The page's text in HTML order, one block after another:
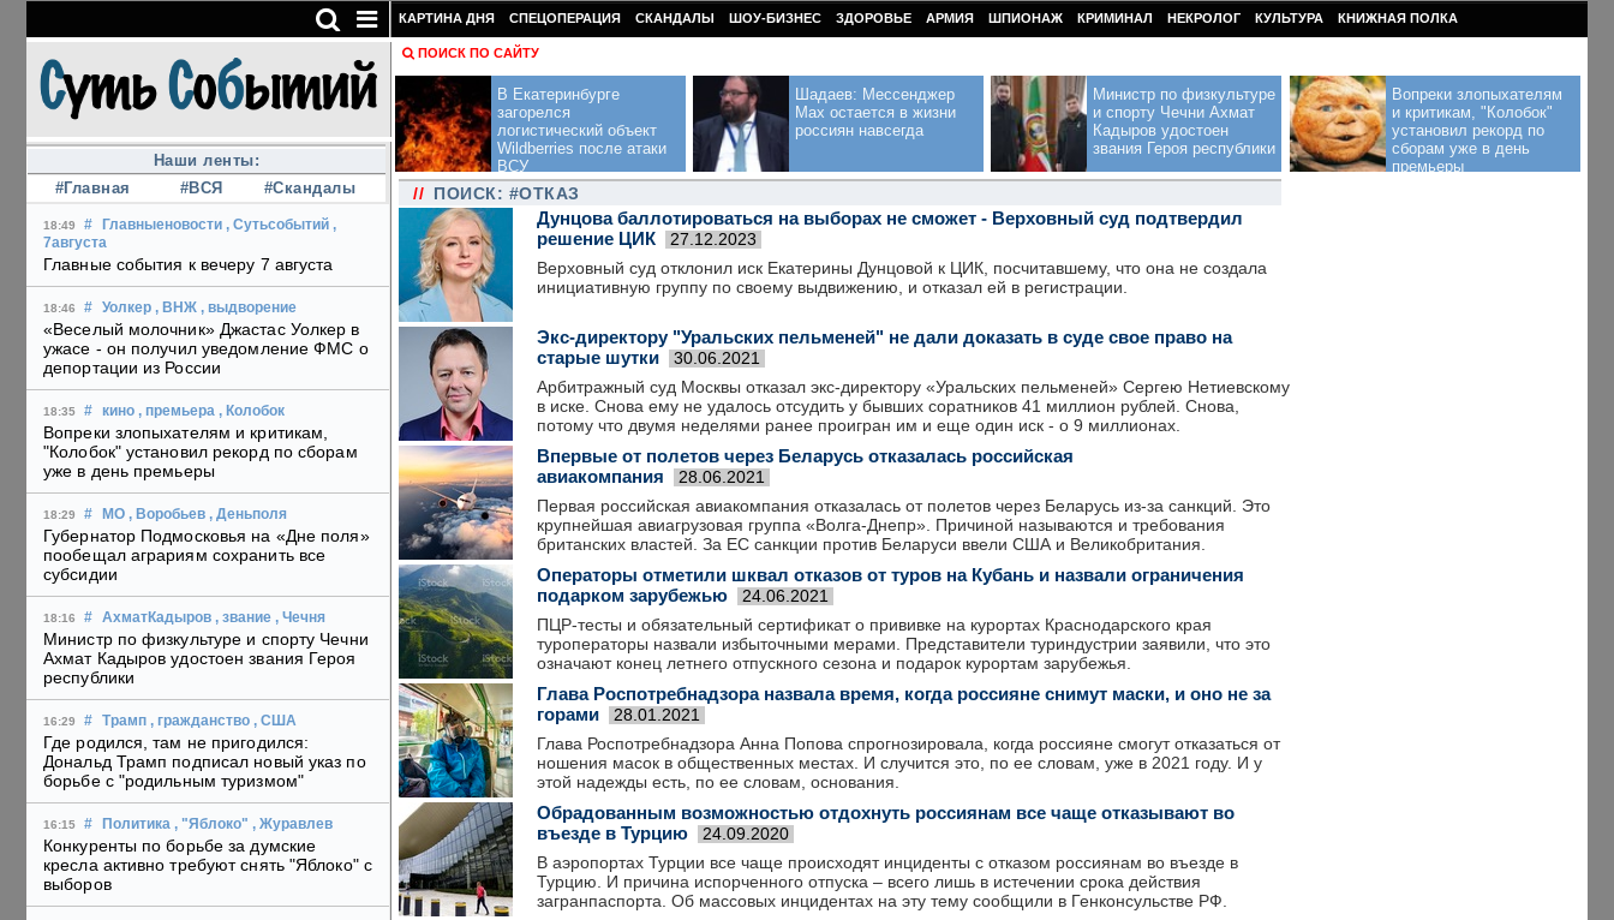
Наши ленты:
#Главная
#ВСЯ #Скандалы
18:49 # Главныеновости , Сутьсобытий ,
7августа
Главные события к вечеру 7 августа
18:46 # Уолкер , ВНЖ , выдворение
«Веселый молочник» Джастас Уолкер в
ужасе - он получил уведомление ФМС о
депортации из России
18:35 # кино , премьера , Колобок
Вопреки злопыхателям и критикам,
"Колобок" установил рекорд по сборам
уже в день премьеры
18:29 # МО , Воробьев , Деньполя
Губернатор Подмосковья на «Дне поля»
пообещал аграриям сохранить все
субсидии
18:16 # АхматКадыров , звание , Чечня
Министр по физкультуре и спорту Чечни
Ахмат Кадыров удостоен звания Героя
республики
16:29 # Трамп , гражданство , США
Где родился, там не пригодился:
Дональд Трамп подписал новый указ по
борьбе с "родильным туризмом"
16:15 # Политика , "Яблоко" , Журавлев
Конкуренты по борьбе за думские
кресла активно требуют снять "Яблоко" с
выборов
КАРТИНА ДНЯ СПЕЦОПЕРАЦИЯ СКАНДАЛЫ ШОУ-БИЗНЕС ЗДОРОВЬЕ АРМИЯ ШПИОНАЖ КРИМИНАЛ НЕКРОЛОГ КУЛЬТУРА КНИЖНАЯ ПОЛКА
ПОИСК ПО САЙТУ
В Екатеринбурге
загорелся
логистический объект
Wildberries после атаки
ВСУ
Шадаев: Мессенджер
Max остается в жизни
россиян навсегда
Министр по физкультуре
и спорту Чечни Ахмат
Кадыров удостоен
звания Героя республики
Вопреки злопыхателям
и критикам, "Колобок"
установил рекорд по
сборам уже в день
премьеры
// ПОИСК: #ОТКАЗ
Дунцова баллотироваться на выборах не сможет - Верховный суд подтвердил
решение ЦИК
27.12.2023
Верховный суд отклонил иск Екатерины Дунцовой к ЦИК, посчитавшему, что она не создала
инициативную группу по своему выдвижению, и отказал ей в регистрации.
Экс-директору "Уральских пельменей" не дали доказать в суде свое право на
старые шутки
30.06.2021
Арбитражный суд Москвы отказал экс-директору «Уральских пельменей» Сергею Нетиевскому
в иске. Снова ему не удалось отсудить у бывших соратников 41 миллион рублей. Снова,
потому что двумя неделями ранее проигран им и еще один иск - о 9 миллионах.
Впервые от полетов через Беларусь отказалась российская
авиакомпания
28.06.2021
Первая российская авиакомпания отказалась от полетов через Беларусь из-за санкций. Это
крупнейшая авиагрузовая группа «Волга-Днепр». Причиной называются и требования
британских властей. За ЕС санкции против Беларуси ввели США и Великобритания.
Операторы отметили шквал отказов от туров на Кубань и назвали ограничения
подарком зарубежью
24.06.2021
ПЦР-тесты и обязательный сертификат о прививке на курортах Краснодарского края
туроператоры назвали избыточными мерами. Представители туриндустрии заявили, что это
означают конец летнего отпускного сезона и подарок курортам зарубежья.
Глава Роспотребнадзора назвала время, когда россияне снимут маски, и оно не за
горами
28.01.2021
Глава Роспотребнадзора Анна Попова спрогнозировала, когда россияне смогут отказаться от
ношения масок в общественных местах. И случится это, по ее словам, уже в 2021 году. И у
этой надежды есть, по ее словам, основания.
Обрадованным возможностью отдохнуть россиянам все чаще отказывают во
въезде в Турцию
24.09.2020
В аэропортах Турции все чаще происходят инциденты с отказом россиянам во въезде в
Турцию. И причина испорченного отпуска – всего лишь в истечении срока действия
загранпаспорта. Об массовых инцидентах на эту тему сообщили в Генконсульстве РФ.